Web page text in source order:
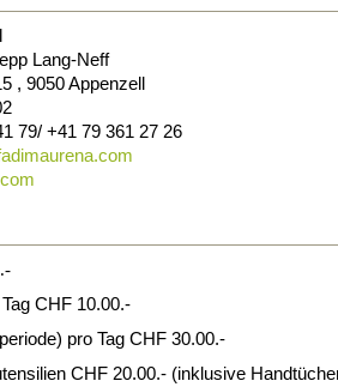
Lang-Neff
, 9050Appenzell
79/ +41 79 361 27 26
CHF 10.00.-
pro Tag CHF 30.00.-
CHF 20.00.- (inklusive